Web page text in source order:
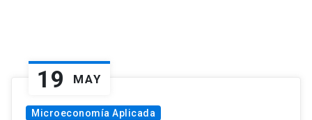
19 MAY
Microeconomía Aplicada